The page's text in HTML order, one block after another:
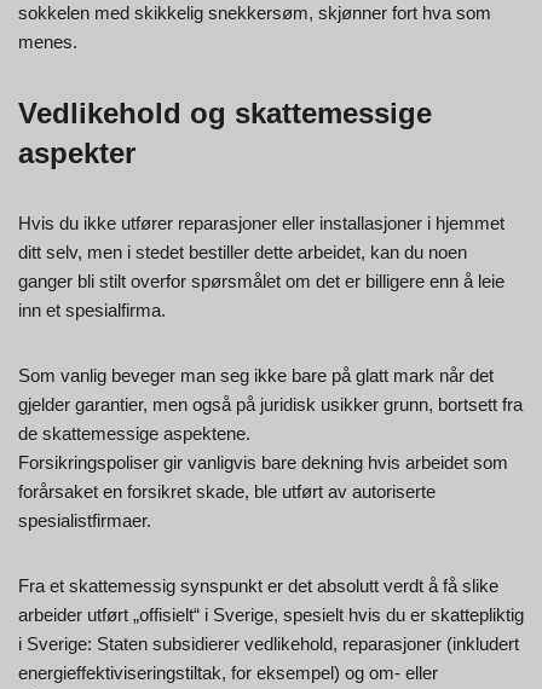
sokkelen med skikkelig snekkersøm, skjønner fort hva som
menes.
Vedlikehold og skattemessige
aspekter
Hvis du ikke utfører reparasjoner eller installasjoner i hjemmet
ditt selv, men i stedet bestiller dette arbeidet, kan du noen
ganger bli stilt overfor spørsmålet om det er billigere enn å leie
inn et spesialfirma.
Som vanlig beveger man seg ikke bare på glatt mark når det
gjelder garantier, men også på juridisk usikker grunn, bortsett fra
de skattemessige aspektene.
Forsikringspoliser gir vanligvis bare dekning hvis arbeidet som
forårsaket en forsikret skade, ble utført av autoriserte
spesialistfirmaer.
Fra et skattemessig synspunkt er det absolutt verdt å få slike
arbeider utført „offisielt“ i Sverige, spesielt hvis du er skattepliktig
i Sverige: Staten subsidierer vedlikehold, reparasjoner (inkludert
energieffektiviseringstiltak, for eksempel) og om- eller